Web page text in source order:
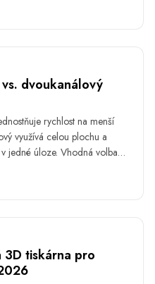
dvoukanálový
rychlost na menší
využívá celou plochu a
jedné úloze. Vhodná volba
tiskárna pro